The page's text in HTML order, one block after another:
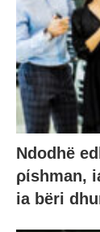
Ndodhë
ρίshman,
ia bëri